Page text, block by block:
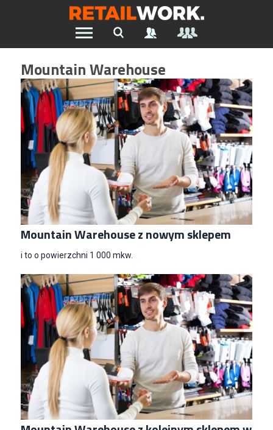
Znajdź pracę w branży Retail &
Ecommerce
Szukaj oferty pracy:
Chcesz być na bieżąco z najnowszymi ofertami w branży.
Załóż konto
Mountain Warehouse
Wszystkie Artykuły
Mountain Warehouse z nowym sklepem
i to o powierzchni 1 000 mkw.